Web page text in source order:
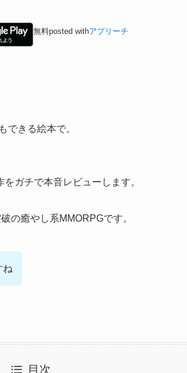
無料posted withアプリーチ
できる絵本で。
ガチで本音レビューします。
の癒やし系MMORPGです。
ね
目次